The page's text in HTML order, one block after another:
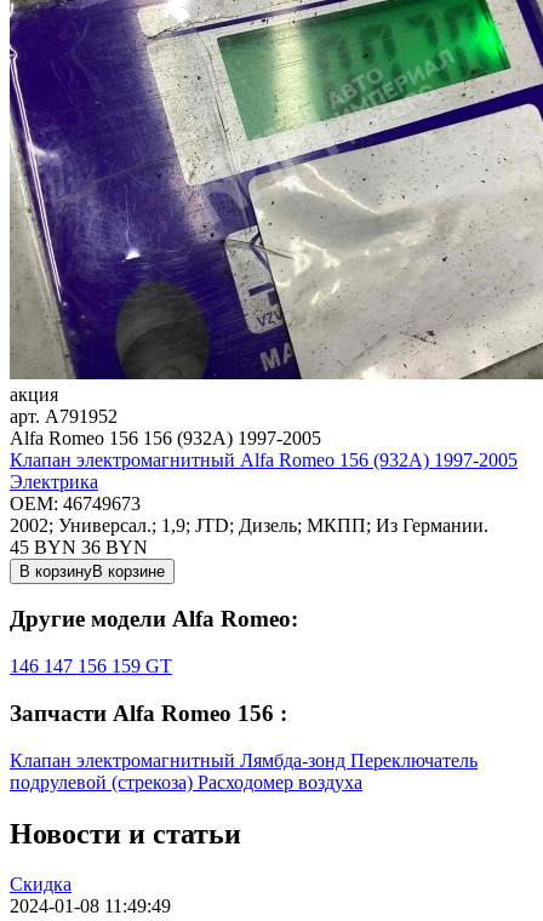
акция
арт. A791952
Alfa Romeo 156 156 (932A) 1997-2005
Клапан электромагнитный Alfa Romeo 156 (932A) 1997-2005
Электрика
OEM: 46749673
2002; Универсал.; 1,9; JTD; Дизель; МКПП; Из Германии.
45 BYN 36 BYN
В корзинуВ корзине
Другие модели Alfa Romeo:
146 147 156 159 GT
Запчасти Alfa Romeo 156 :
Клапан электромагнитный Лямбда-зонд Переключатель
подрулевой (стрекоза) Расходомер воздуха
Новости и статьи
Скидка
2024-01-08 11:49:49